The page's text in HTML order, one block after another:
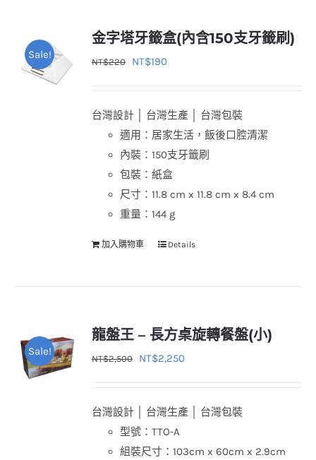
Sale!
金字塔牙籤盒(內含150支牙籤刷)
NT$220
原
格：
NT$220。
NT$190
格：
NT$190。
台灣設計 │ 台灣生產 │ 台灣包裝
適用：居家生活，飯後口腔清潔
內裝：150支牙籤刷
包裝：紙盒
尺寸：11.8 cm x 11.8 cm x 8.4 cm
重量：144 g
加入購物車 Details
Sale!
龍盤王 – 長方桌旋轉餐盤(小)
NT$2,500
原
格：
NT$2,500。
NT$2,250
格：
台灣設計 │ 台灣生產 │ 台灣包裝
型號：TTO-A
組裝尺寸：103cm x 60cm x 2.9cm